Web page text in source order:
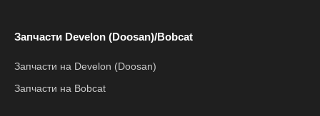
Запчасти Develon (Doosan)/Bobcat
Запчасти на Develon (Doosan)
Запчасти на Bobcat